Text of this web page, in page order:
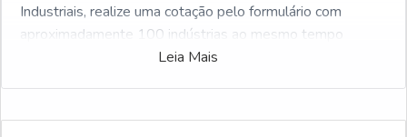
Industriais, realize uma cotação pelo formulário com
aproximadamente 100 indústrias ao mesmo tempo
gratuitamente a sua escolha
Leia Mais